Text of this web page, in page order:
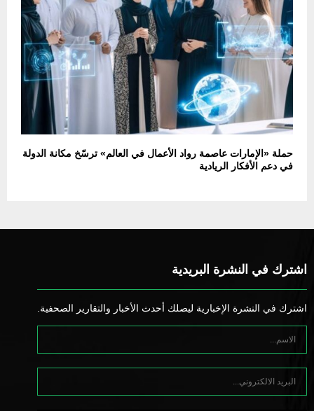
حملة «الإمارات عاصمة رواد الأعمال في العالم» ترسّخ مكانة الدولة
في دعم الأفكار الريادية
اشترك في النشرة البريدية
اشترك في النشرة الإخبارية ليصلك أحدث الأخبار والتقارير الصحفية.